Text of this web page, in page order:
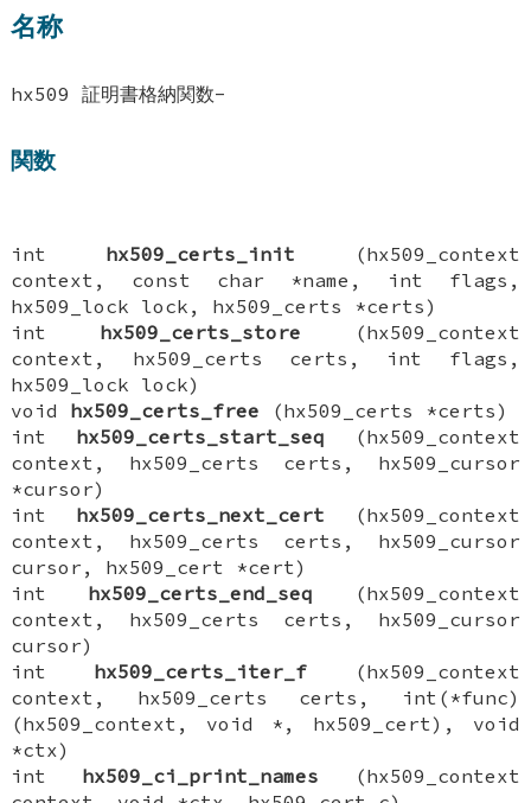
名称
hx509 証明書格納関数-
関数
int hx509_certs_init (hx509_context
context, const char *name, int flags,
hx509_lock lock, hx509_certs *certs)
int hx509_certs_store (hx509_context
context, hx509_certs certs, int flags,
hx509_lock lock)
void hx509_certs_free (hx509_certs *certs)
int hx509_certs_start_seq (hx509_context
context, hx509_certs certs, hx509_cursor
*cursor)
int hx509_certs_next_cert (hx509_context
context, hx509_certs certs, hx509_cursor
cursor, hx509_cert *cert)
int hx509_certs_end_seq (hx509_context
context, hx509_certs certs, hx509_cursor
cursor)
int hx509_certs_iter_f (hx509_context
context, hx509_certs certs, int(*func)
(hx509_context, void *, hx509_cert), void
*ctx)
int hx509_ci_print_names (hx509_context